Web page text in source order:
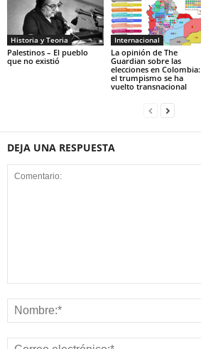
Historia y Teoria
Palestinos – El pueblo
que no existió
Internacional
La opinión de The
Guardian sobre las
elecciones en Colombia:
el trumpismo se ha
vuelto transnacional
DEJA UNA RESPUESTA